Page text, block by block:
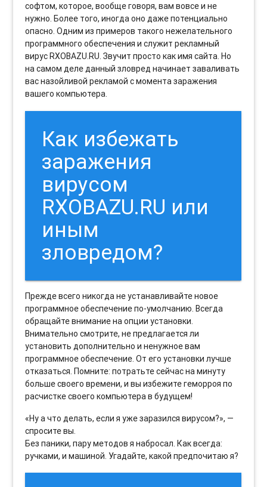
софтом, которое, вообще говоря, вам вовсе и не
нужно. Более того, иногда оно даже потенциально
опасно. Одним из примеров такого нежелательного
программного обеспечения и служит рекламный
вирус RXOBAZU.RU. Звучит просто как имя сайта. Но
на самом деле данный зловред начинает заваливать
вас назойливой рекламой с момента заражения
вашего компьютера.
Как избежать
заражения
вирусом
RXOBAZU.RU или
иным
зловредом?
Прежде всего никогда не устанавливайте новое
программное обеспечение по-умолчанию. Всегда
обращайте внимание на опции установки.
Внимательно смотрите, не предлагается ли
установить дополнительно и ненужное вам
программное обеспечение. От его установки лучше
отказаться. Помните: потратьте сейчас на минуту
больше своего времени, и вы избежите геморроя по
расчистке своего компьютера в будущем!
«Ну а что делать, если я уже заразился вирусом?», —
спросите вы.
Без паники, пару методов я набросал. Как всегда:
ручками, и машиной. Угадайте, какой предпочитаю я?